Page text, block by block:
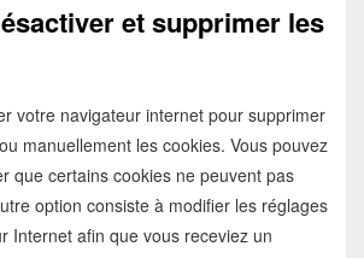
et supprimer les
votre navigateur internet pour supprimer
manuellement les cookies. Vous pouvez
que certains cookies ne peuvent pas
option consiste à modifier les réglages
Internet afin que vous receviez un